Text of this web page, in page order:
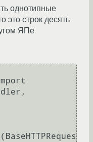
однотипные
это строк десять
ЯПе